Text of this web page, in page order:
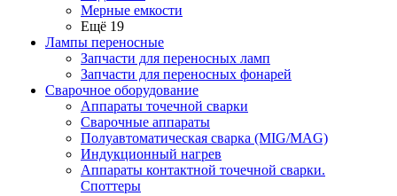
Мерные емкости
Ещё 19
Лампы переносные
Запчасти для переносных ламп
Запчасти для переносных фонарей
Сварочное оборудование
Аппараты точечной сварки
Сварочные аппараты
Полуавтоматическая сварка (MIG/MAG)
Индукционный нагрев
Аппараты контактной точечной сварки.
Споттеры